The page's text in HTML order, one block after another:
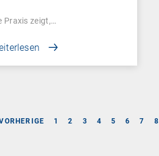
Praxis zeigt,…
1 2 3 4 5 6 7 8